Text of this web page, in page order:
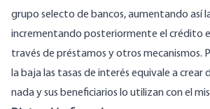
grupo selecto de bancos, aumentando así
incrementando posteriormente el crédito
través de préstamos y otros mecanismos.
la baja las tasas de interés equivale a crear
nada y sus beneficiarios lo utilizan con el